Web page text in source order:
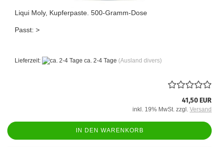
Liqui Moly, Kupferpaste. 500-Gramm-Dose
Passt: >
Lieferzeit: ca. 2-4 Tage (Ausland divers)
41,50 EUR
inkl. 19% MwSt. zzgl. Versand
IN DEN WARENKORB